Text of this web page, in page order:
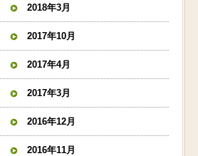
2018年3月
2017年10月
2017年4月
2017年3月
2016年12月
2016年11月